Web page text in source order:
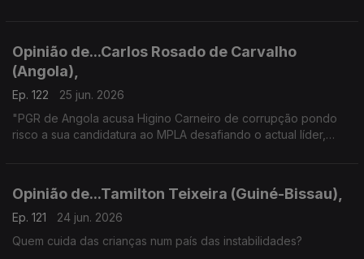
Opinião de...Carlos Rosado de Carvalho
(Angola),
Ep. 122
25 jun. 2026
"PGR de Angola acusa Higino Carneiro de corrupção pondo
risco a sua candidatura ao MPLA desafiando o actual líder,
Opinião de...Tamilton Teixeira (Guiné-Bissau),
Ep. 121
24 jun. 2026
Quem cuida das crianças num país das instabilidades?